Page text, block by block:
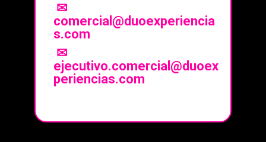
✉
comercial@duoexperiencia
s.com
✉
ejecutivo.comercial@duoex
periencias.com